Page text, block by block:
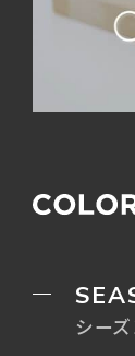
シー